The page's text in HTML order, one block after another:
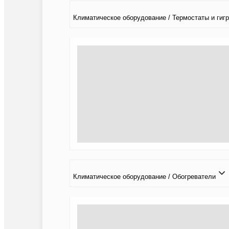
Климатичeское оборудование / Термостаты и
Климатичeское оборудование / Обогреватели